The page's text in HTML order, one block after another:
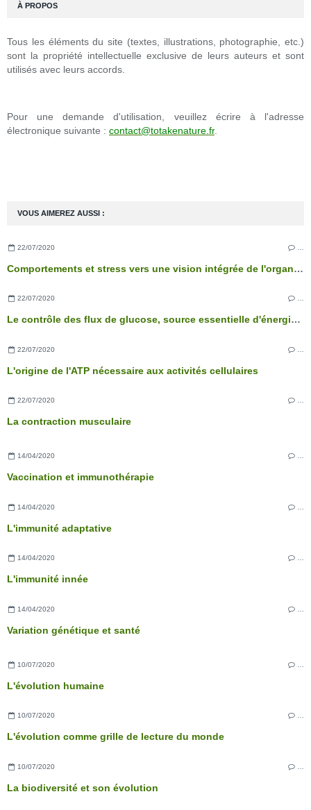
VOUS AIMEREZ AUSSI :
22/07/2020
Comportements et stress vers une vision intégrée de l'organisme
22/07/2020
Le contrôle des flux de glucose, source essentielle d'énergie des cellules
22/07/2020
L'origine de l'ATP nécessaire aux activités cellulaires
22/07/2020 …
La contraction musculaire
14/04/2020
Vaccination et immunothérapie
14/04/2020
L'immunité adaptative
14/04/2020 …
L'immunité innée
14/04/2020
Variation génétique et santé
10/07/2020
L'évolution humaine
10/07/2020
L'évolution comme grille de lecture du monde
10/07/2020
La biodiversité et son évolution
À PROPOS
Tous les éléments du site (textes, illustrations, photographie, etc.)
sont la propriété intellectuelle exclusive de leurs auteurs et sont
utilisés avec leurs accords.
Pour une demande d'utilisation, veuillez écrire à l'adresse
électronique suivante : contact@totakenature.fr